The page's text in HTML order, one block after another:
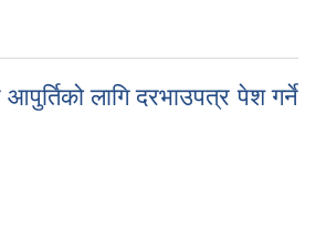
लागि दरभाउपत्र पेश गर्ने